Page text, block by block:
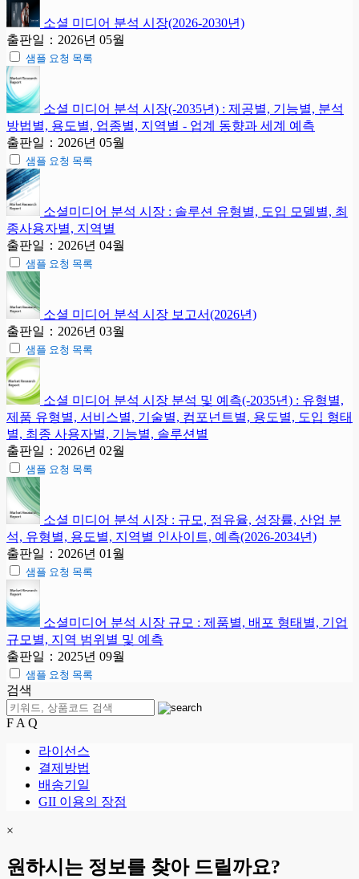
소셜 미디어 분석 시장(2026-2030년)
출판일：2026년 05월
샘플 요청 목록
소셜 미디어 분석 시장(-2035년) : 제공별, 기능별, 분석
방법별, 용도별, 업종별, 지역별 - 업계 동향과 세계 예측
출판일：2026년 05월
샘플 요청 목록
소셜미디어 분석 시장 : 솔루션 유형별, 도입 모델별, 최
종사용자별, 지역별
출판일：2026년 04월
샘플 요청 목록
소셜 미디어 분석 시장 보고서(2026년)
출판일：2026년 03월
샘플 요청 목록
소셜 미디어 분석 시장 분석 및 예측(-2035년) : 유형별,
제품 유형별, 서비스별, 기술별, 컴포넌트별, 용도별, 도입 형태
별, 최종 사용자별, 기능별, 솔루션별
출판일：2026년 02월
샘플 요청 목록
소셜 미디어 분석 시장 : 규모, 점유율, 성장률, 산업 분
석, 유형별, 용도별, 지역별 인사이트, 예측(2026-2034년)
출판일：2026년 01월
샘플 요청 목록
소셜미디어 분석 시장 규모 : 제품별, 배포 형태별, 기업
규모별, 지역 범위별 및 예측
출판일：2025년 09월
샘플 요청 목록
검색
F A Q
라이선스
결제방법
배송기일
GII 이용의 장점
×
원하시는 정보를 찾아 드릴까요?